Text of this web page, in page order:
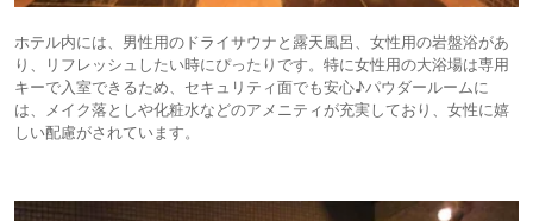
ホテル内には、男性用のドライサウナと露天風呂、女性用の岩盤浴があ
り、リフレッシュしたい時にぴったりです。特に女性用の大浴場は専用
キーで入室できるため、セキュリティ面でも安心♪パウダールームに
は、メイク落としや化粧水などのアメニティが充実しており、女性に嬉
しい配慮がされています。